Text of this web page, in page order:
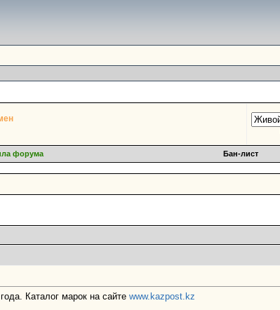
форума Бан-лист
Каталог марок на сайте www.kazpost.kz